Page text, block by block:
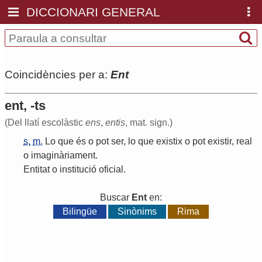
DICCIONARI GENERAL
Coincidències per a: Ent
ent, -ts
(Del llatí escolàstic ens, entis, mat. sign.)
s. m. Lo que és o pot ser, lo que existix o pot existir, real
o imaginàriament.
Entitat o institució oficial .
Buscar Ent en:
Bilingüe
Sinònims Rima